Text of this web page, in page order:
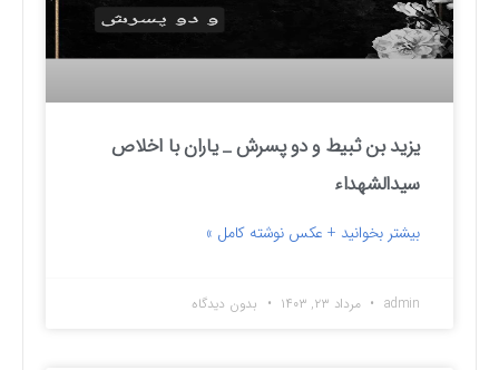
یزید بن ثبیط و دو پسرش _ یاران با اخلاص
سیدالشهداء
بیشتر بخوانید + عکس نوشته کامل »
admin مرداد ۲۳, ۱۴۰۳ بدون دیدگاه